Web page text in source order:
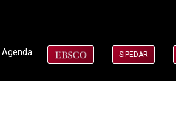
Agenda SIPEDAR